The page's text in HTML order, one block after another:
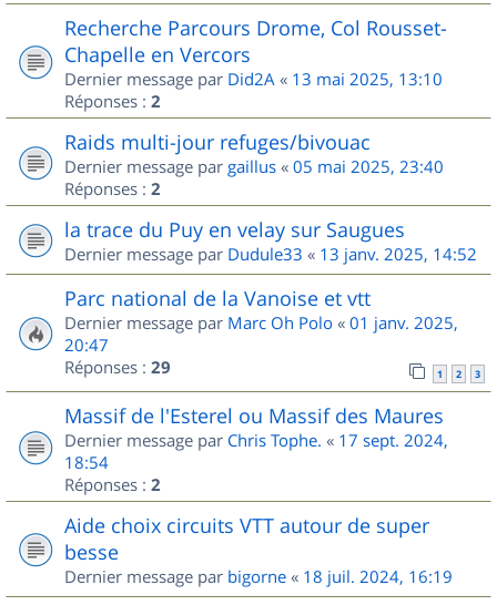
Recherche Parcours Drome, Col Rousset-
Chapelle en Vercors
Dernier message par Did2A « 13 mai 2025, 13:10
Réponses : 2
Raids multi-jour refuges/bivouac
Dernier message par gaillus « 05 mai 2025, 23:40
Réponses : 2
la trace du Puy en velay sur Saugues
Dernier message par Dudule33 « 13 janv. 2025, 14:52
Parc national de la Vanoise et vtt
Dernier message par Marc Oh Polo « 01 janv. 2025,
20:47
Réponses : 29 1 2 3
Massif de l'Esterel ou Massif des Maures
Dernier message par Chris Tophe. « 17 sept. 2024,
18:54
Réponses : 2
Aide choix circuits VTT autour de super
besse
Dernier message par bigorne « 18 juil. 2024, 16:19